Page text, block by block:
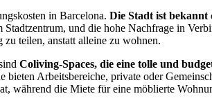
in Barcelona. Die Stadt ist bekannt
Stadtzentrum, und die hohe Nachfrage in
teilen, anstatt alleine zu wohnen.
Coliving-Spaces, die eine tolle und
bieten Arbeitsbereiche, private oder
während die Miete für eine möblierte